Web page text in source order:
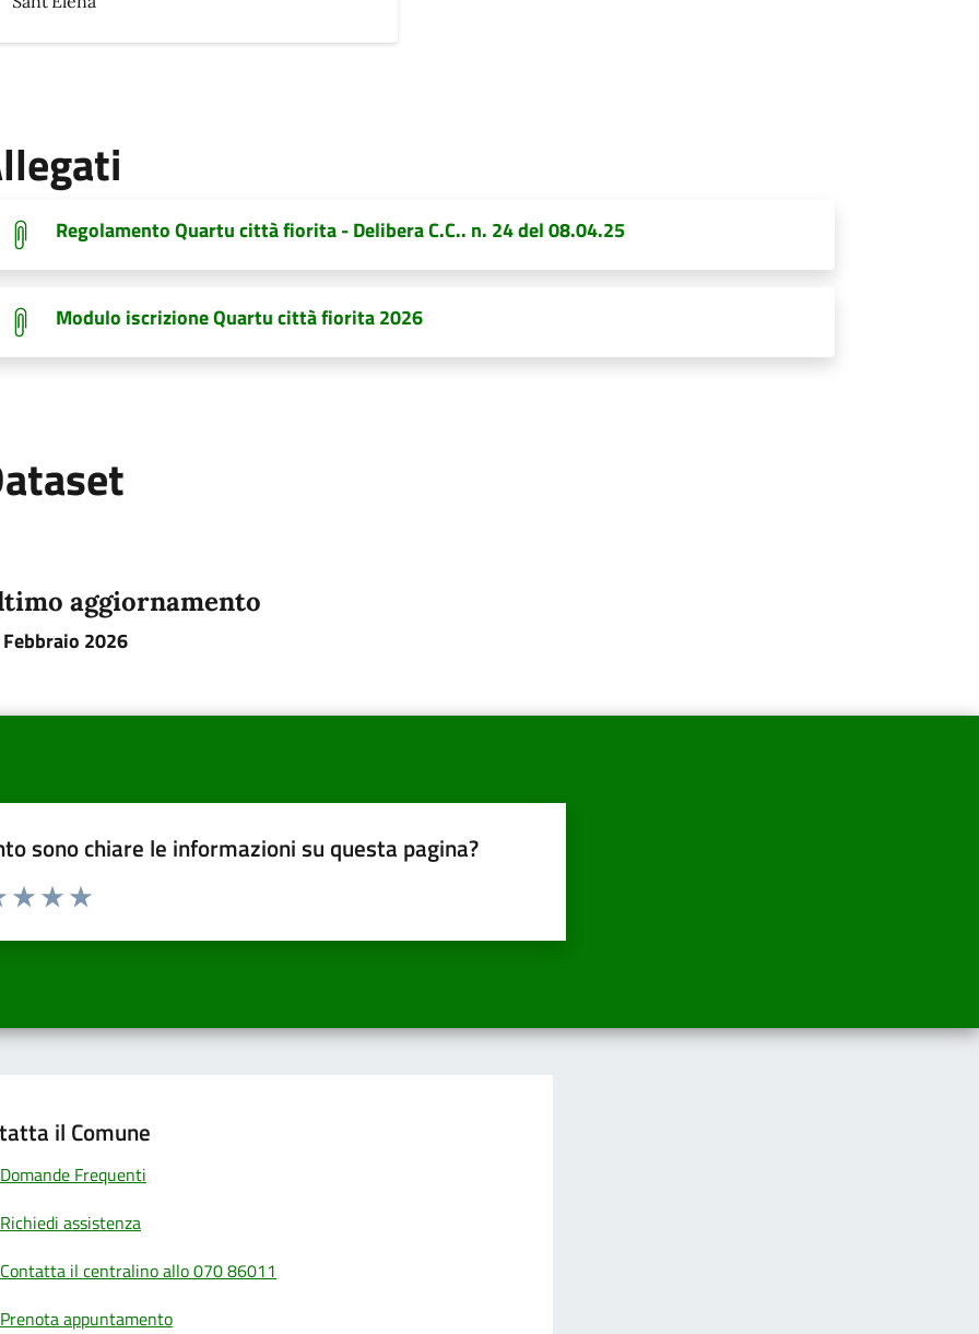
Regolamento Quartu città fiorita - Delibera C.C.. n. 24 del 08.04.25
Modulo iscrizione Quartu città fiorita 2026
aggiornamento
2026
sono chiare le informazioni su questa pagina?
1 a 5 stelle la pagina
il Comune
Domande Frequenti
Richiedi assistenza
Contatta il centralino allo 070 86011
Prenota appuntamento